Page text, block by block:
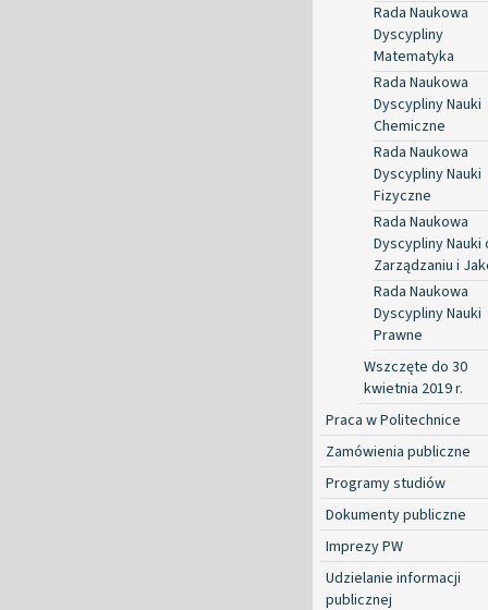
Rada Naukowa
Dyscypliny
Matematyka
Rada Naukowa
Dyscypliny Nauki
Chemiczne
Rada Naukowa
Dyscypliny Nauki
Fizyczne
Rada Naukowa
Dyscypliny Nauki
Zarządzaniu i
Rada Naukowa
Dyscypliny Nauki
Prawne
Wszczęte do 30
kwietnia 2019 r.
Praca w Politechnice
Zamówienia publiczne
Programy studiów
Dokumenty publiczne
Imprezy PW
Udzielanie informacji
publicznej